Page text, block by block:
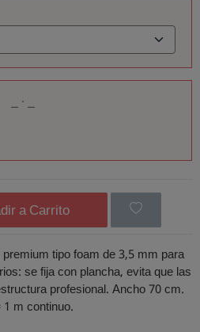
a Carrito
tipo foam de 3,5 mm para
se fija con plancha, evita que las
profesional. Ancho 70 cm.
m continuo.